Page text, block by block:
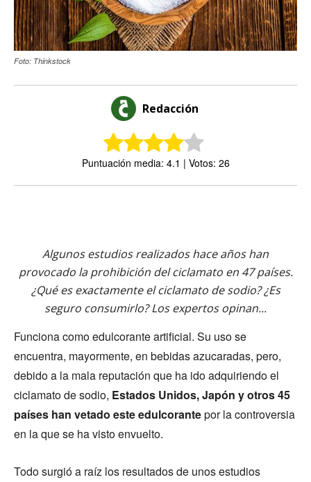
Foto: Thinkstock
Redacción
Puntuación media: 4.1 | Votos: 26
Algunos estudios realizados hace años han
provocado la prohibición del ciclamato en 47 países.
¿Qué es exactamente el ciclamato de sodio? ¿Es
seguro consumirlo? Los expertos opinan...
Funciona como edulcorante artificial. Su uso se
encuentra, mayormente, en bebidas azucaradas, pero,
debido a la mala reputación que ha ido adquiriendo el
ciclamato de sodio, Estados Unidos, Japón y otros 45
países han vetado este edulcorantepor la controversia
en la que se ha visto envuelto.
Todo surgió a raíz los resultados de unos estudios